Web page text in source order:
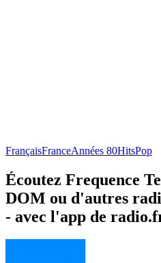
FrançaisFranceAnnées 80HitsPop
Écoutez Frequence
DOM ou d'autres
- avec l'app de